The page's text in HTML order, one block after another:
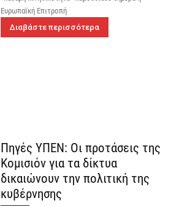
Ευρωπαϊκή Επιτροπή
Διαβάστε περισσότερα
Πηγές ΥΠΕΝ: Οι προτάσεις της
Κομισιόν για τα δίκτυα
δικαιώνουν την πολιτική της
κυβέρνησης